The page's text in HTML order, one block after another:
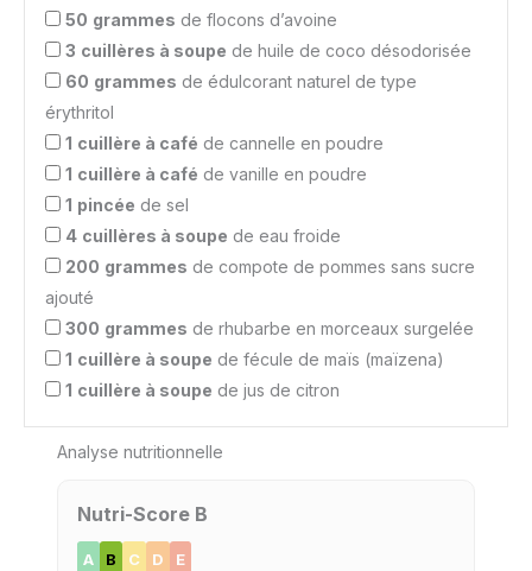
50 grammes de flocons d’avoine
3 cuillères à soupe de huile de coco désodorisée
60 grammes de édulcorant naturel de type
érythritol
1 cuillère à café de cannelle en poudre
1 cuillère à café de vanille en poudre
1 pincée de sel
4 cuillères à soupe de eau froide
200 grammes de compote de pommes sans sucre
ajouté
300 grammes de rhubarbe en morceaux surgelée
1 cuillère à soupe de fécule de maïs (maïzena)
1 cuillère à soupe de jus de citron
Analyse nutritionnelle
Nutri-Score B
A B C D E